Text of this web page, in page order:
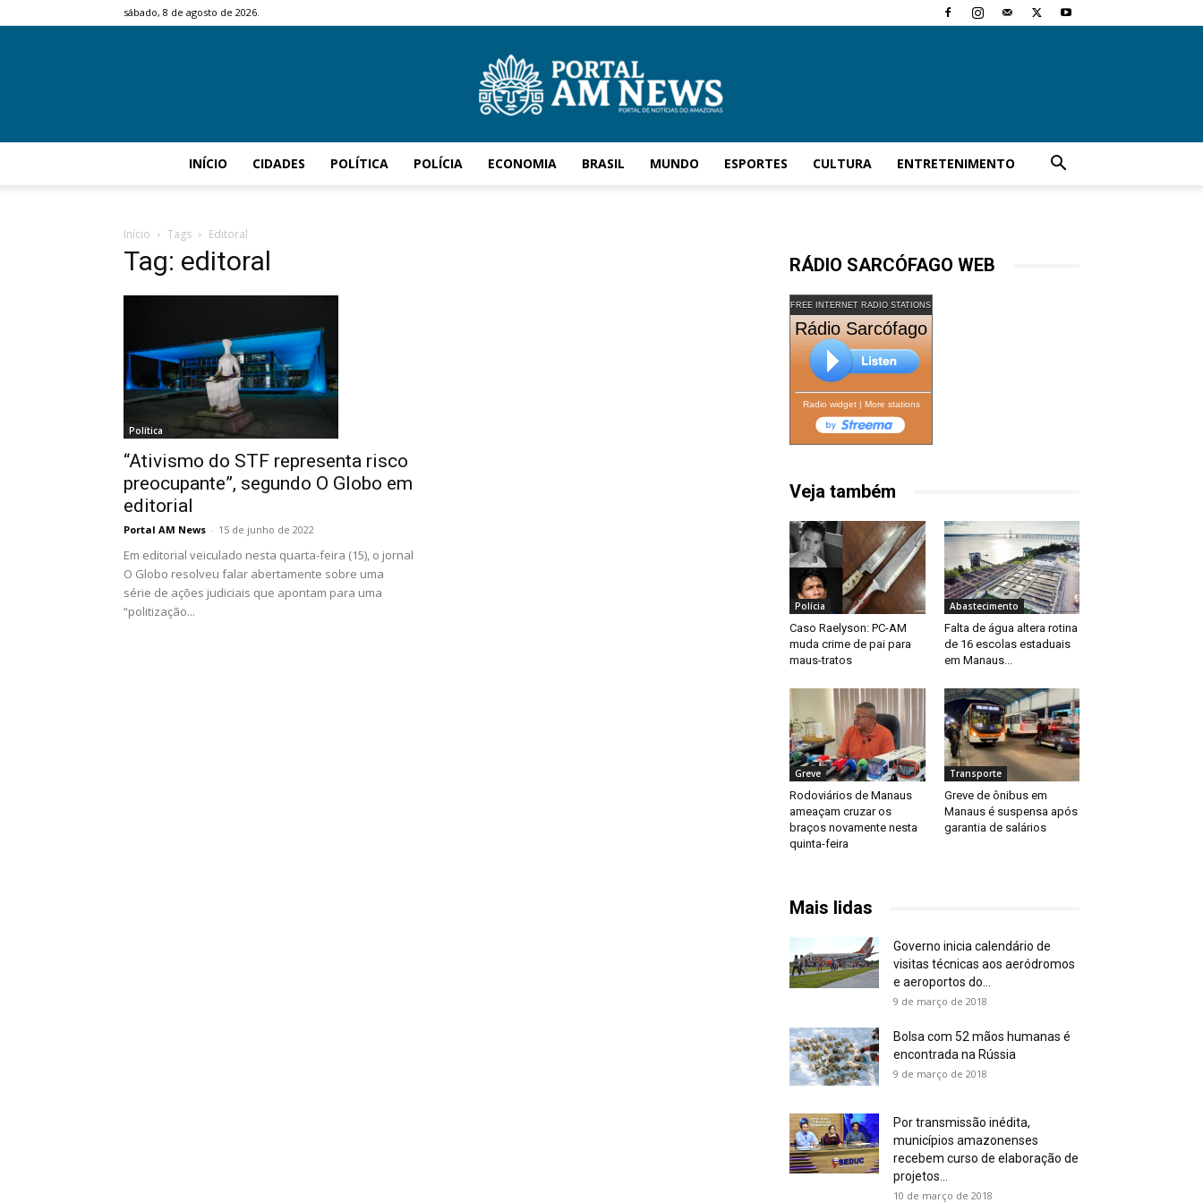
sábado, 8 de agosto de 2026.
INÍCIO CIDADES POLÍTICA POLÍCIA ECONOMIA BRASIL MUNDO ESPORTES CULTURA ENTRETENIMENTO
Início Tags Editoral
Tag: editoral
Política
“Ativismo do STF representa risco
preocupante”, segundo O Globo em
editorial
Portal AM News - 15 de junho de 2022
Em editorial veiculado nesta quarta-feira (15), o jornal
O Globo resolveu falar abertamente sobre uma
série de ações judiciais que apontam para uma
“politização...
RÁDIO SARCÓFAGO WEB
FREE INTERNET RADIO STATIONS
Rádio Sarcófago
Radio widget| More stations
Veja também
Polícia
Caso Raelyson: PC-AM
muda crime de pai para
maus-tratos
Abastecimento
Falta de água altera rotina
de 16 escolas estaduais
em Manaus...
Greve
Rodoviários de Manaus
ameaçam cruzar os
braços novamente nesta
quinta-feira
Transporte
Greve de ônibus em
Manaus é suspensa após
garantia de salários
Mais lidas
Governo inicia calendário de
visitas técnicas aos aeródromos
e aeroportos do...
9 de março de 2018
Bolsa com 52 mãos humanas é
encontrada na Rússia
9 de março de 2018
Por transmissão inédita,
municípios amazonenses
recebem curso de elaboração de
projetos...
10 de março de 2018